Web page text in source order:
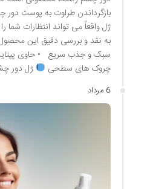
بازگرداندن طراوت به پوست
ژل واقعاً می تواند انتظارات شما
به نقد و بررسی دقیق این محصول
سبک و جذب سریع • حاوی
چروک های سطحی
ژل دور
6 مرداد